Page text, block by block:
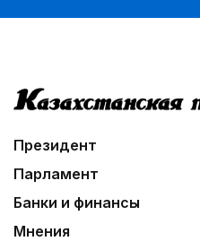
Президент
Парламент
Банки и финансы
Мнения